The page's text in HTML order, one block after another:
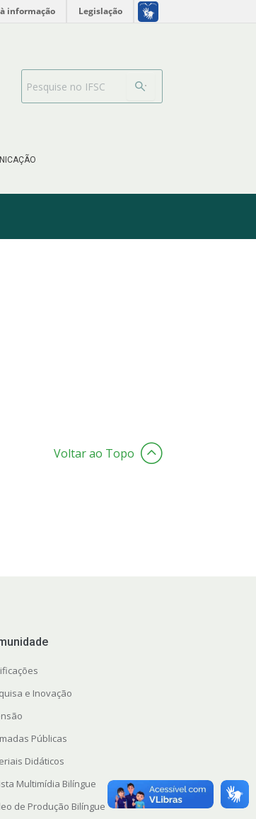
informação Legislação
Barra de busca
Voltar ao Topo
e Inovação
Públicas
Didáticos
Multimídia Bilíngue
de Produção Bilíngue